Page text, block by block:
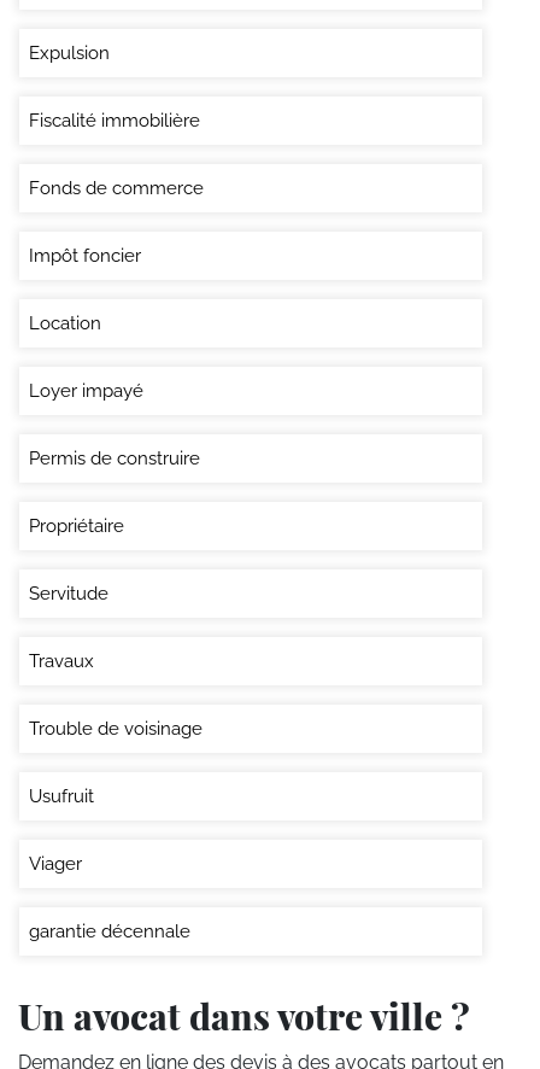
Expulsion
Fiscalité immobilière
Fonds de commerce
Impôt foncier
Location
Loyer impayé
Permis de construire
Propriétaire
Servitude
Travaux
Trouble de voisinage
Usufruit
Viager
garantie décennale
Un avocat dans votre ville ?
Demandez en ligne des devis à des avocats partout en